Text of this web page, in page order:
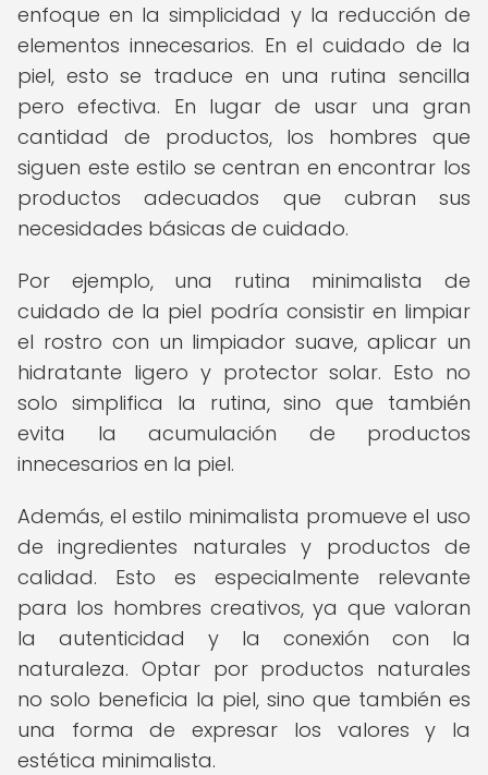
enfoque en la simplicidad y la reducción de
elementos innecesarios. En el cuidado de la
piel, esto se traduce en una rutina sencilla
pero efectiva. En lugar de usar una gran
cantidad de productos, los hombres que
siguen este estilo se centran en encontrar los
productos adecuados que cubran sus
necesidades básicas de cuidado.
Por ejemplo, una rutina minimalista de
cuidado de la piel podría consistir en limpiar
el rostro con un limpiador suave, aplicar un
hidratante ligero y protector solar. Esto no
solo simplifica la rutina, sino que también
evita la acumulación de productos
innecesarios en la piel.
Además, el estilo minimalista promueve el uso
de ingredientes naturales y productos de
calidad. Esto es especialmente relevante
para los hombres creativos, ya que valoran
la autenticidad y la conexión con la
naturaleza. Optar por productos naturales
no solo beneficia la piel, sino que también es
una forma de expresar los valores y la
estética minimalista.